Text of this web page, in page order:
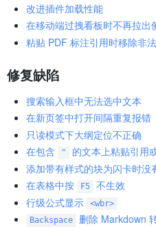
改进插件加载性能
在移动端过拽看板时不再拉出
粘贴 PDF 标注引用时移除非
修复缺陷
搜索输入框中无法选中文本
在新页签中打开间隔重复报错
只读模式下大纲定位不正确
在包含
"
的文本上粘贴引用
添加带有样式的块为闪卡时没
在表格中按
F5
不生效
行级公式显示
<wbr>
Backspace
删除 Markdown